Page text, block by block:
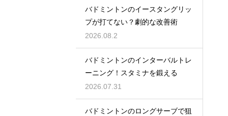
バドミントンのイースタングリッ
プが打てない？劇的な改善術
2026.08.2
バドミントンのインターバルトレ
ーニング！スタミナを鍛える
2026.07.31
バドミントンのロングサーブで狙